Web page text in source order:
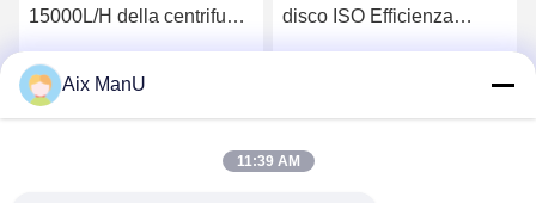
15000L/H della centrifuga
separatore del filtrante
37KW
disco ISO Efficienza
Aix ManU
11:39 AM